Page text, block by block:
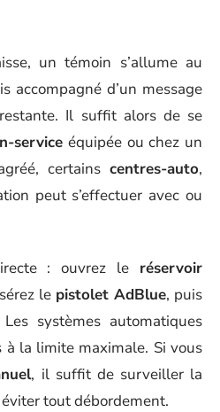
un témoin s’allume au
accompagné d’un message
Il suffit alors de se
service équipée ou chez un
certains centres-auto,
peut s’effectuer avec ou
: ouvrez le réservoir
le pistolet AdBlue, puis
systèmes automatiques
à la limite maximale. Si vous
, il suffit de surveiller la
tout débordement.